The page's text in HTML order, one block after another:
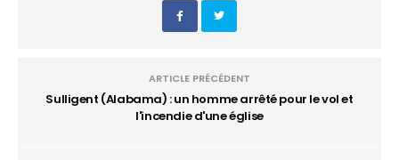
ARTICLE PRÉCÉDENT
Sulligent (Alabama) : un homme arrêté pour le vol et
l'incendie d'une église